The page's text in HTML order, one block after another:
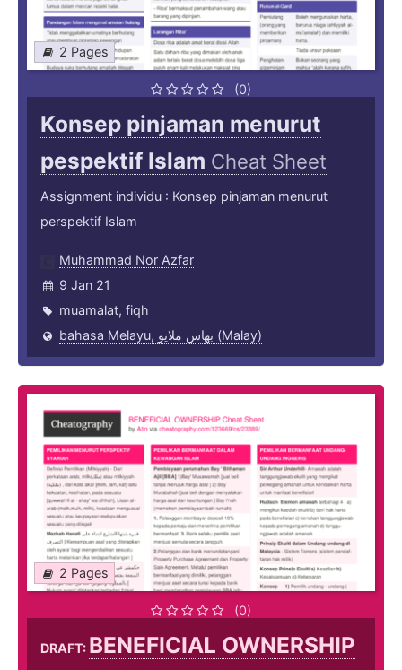
2 Pages
(0)
Konsep pinjaman menurut
pespektif Islam Cheat Sheet
Assignment individu : Konsep pinjaman menurut
perspektif Islam
Muhammad Nor Azfar
9 Jan 21
muamalat, fiqh
bahasa Melayu, بهاس ملايو‎ (Malay)
2 Pages
(0)
DRAFT: BENEFICIAL OWNERSHIP